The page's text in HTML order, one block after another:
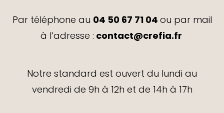
Par téléphone au 04 50 67 71 04 ou par mail
à l’adresse : contact@crefia.fr
Notre standard est ouvert du lundi au
vendredi de 9h à 12h et de 14h à 17h